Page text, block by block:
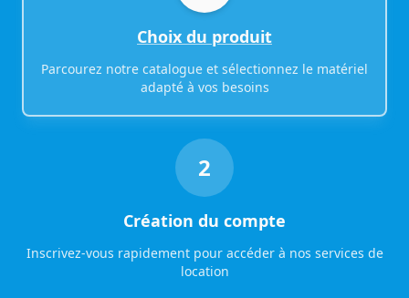
Choix du produit
Parcourez notre catalogue et sélectionnez le matériel
adapté à vos besoins
2
Création du compte
Inscrivez-vous rapidement pour accéder à nos services de
location